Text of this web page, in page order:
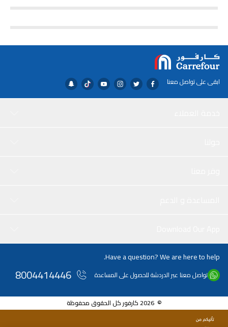
ابقى على تواصل معنا
Have a question? We are here to help.
تواصل معنا عبر الدردشة للحصول على المساعدة 8004414446
© 2026 كارفور كل الحقوق محفوظة